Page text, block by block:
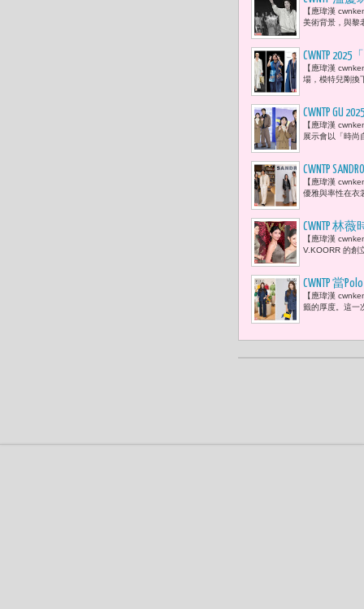
的，我要
【應瑋漢
美術背景，與黎
CWNTP
邀約臺灣設
【應瑋漢
場，模特兒剛換
CWNTP
【應瑋漢
展示會以「時尚
CWNTP
風格
【應瑋漢
優雅與率性在衣
​CWNTP 林
連忙於《
【應瑋漢
V.KOORR 的創
CWNTP 當
【應瑋漢
籤的厚度。這一